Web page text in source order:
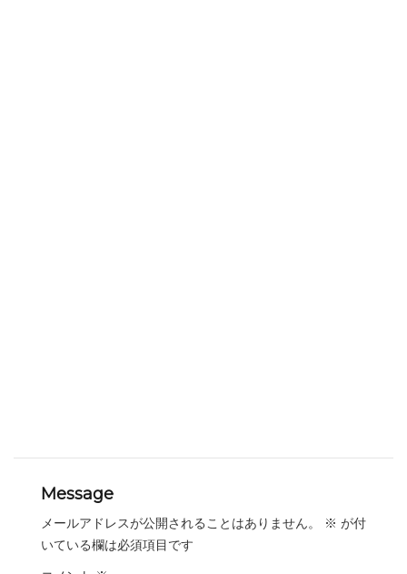
Message
メールアドレスが公開されることはありません。 ※ が付
いている欄は必須項目です